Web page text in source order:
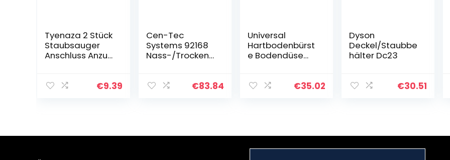
Tyenaza 2 Stück
Staubsauger
Anschluss Anzug
ger Nass
€9.39
Cen-Tec
Systems 92168
Nass-/Trocken-
g mit 2 Stück S-
€83.84
Universal
Hartbodenbürst
e Bodendüse
Allen Marken von
€35.02
Dyson
Deckel/Staubbe
hälter Dc23
€30.51